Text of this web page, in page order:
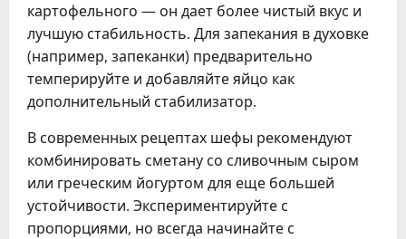
картофельного — он дает более чистый вкус и
лучшую стабильность. Для запекания в духовке
(например, запеканки) предварительно
темперируйте и добавляйте яйцо как
дополнительный стабилизатор.
В современных рецептах шефы рекомендуют
комбинировать сметану со сливочным сыром
или греческим йогуртом для еще большей
устойчивости. Экспериментируйте с
пропорциями, но всегда начинайте с